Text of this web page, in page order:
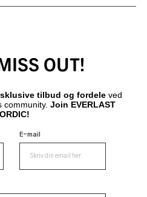
OUT!
tilbud og fordele ved
community. Join EVERLAST
E-mail